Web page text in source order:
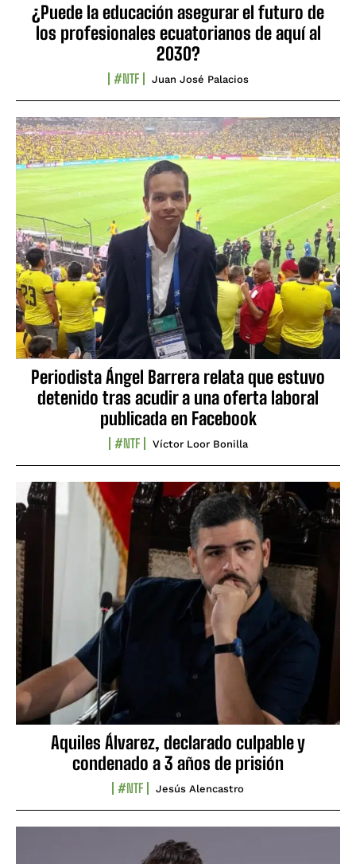
¿Puede la educación asegurar el futuro de
los profesionales ecuatorianos de aquí al
2030?
#NTF Juan José Palacios
Periodista Ángel Barrera relata que estuvo
detenido tras acudir a una oferta laboral
publicada en Facebook
#NTF Víctor Loor Bonilla
Aquiles Álvarez, declarado culpable y
condenado a 3 años de prisión
#NTF Jesús Alencastro